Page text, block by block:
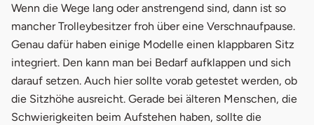
Wenn die Wege lang oder anstrengend sind, dann ist so
mancher Trolleybesitzer froh über eine Verschnaufpause.
Genau dafür haben einige Modelle einen klappbaren Sitz
integriert. Den kann man bei Bedarf aufklappen und sich
darauf setzen. Auch hier sollte vorab getestet werden, ob
die Sitzhöhe ausreicht. Gerade bei älteren Menschen, die
Schwierigkeiten beim Aufstehen haben, sollte die